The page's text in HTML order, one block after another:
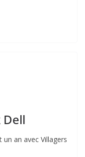
un an avec Villagers